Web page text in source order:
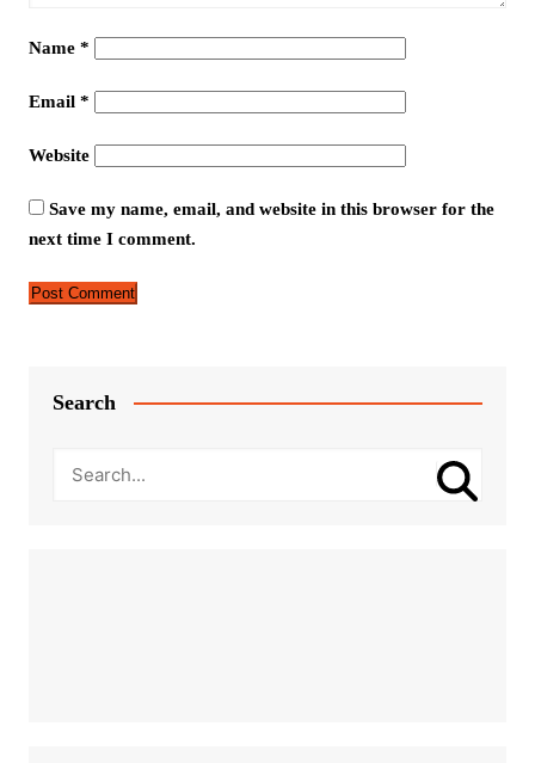
Name *
Email *
Website
Save my name, email, and website in this browser for the
next time I comment.
Search